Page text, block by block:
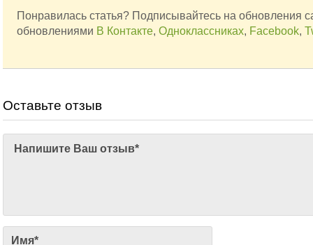
Понравилась статья? Подписывайтесь на обновления
обновлениями В Контакте,Одноклассниках, Facebook,
Оставьте отзыв